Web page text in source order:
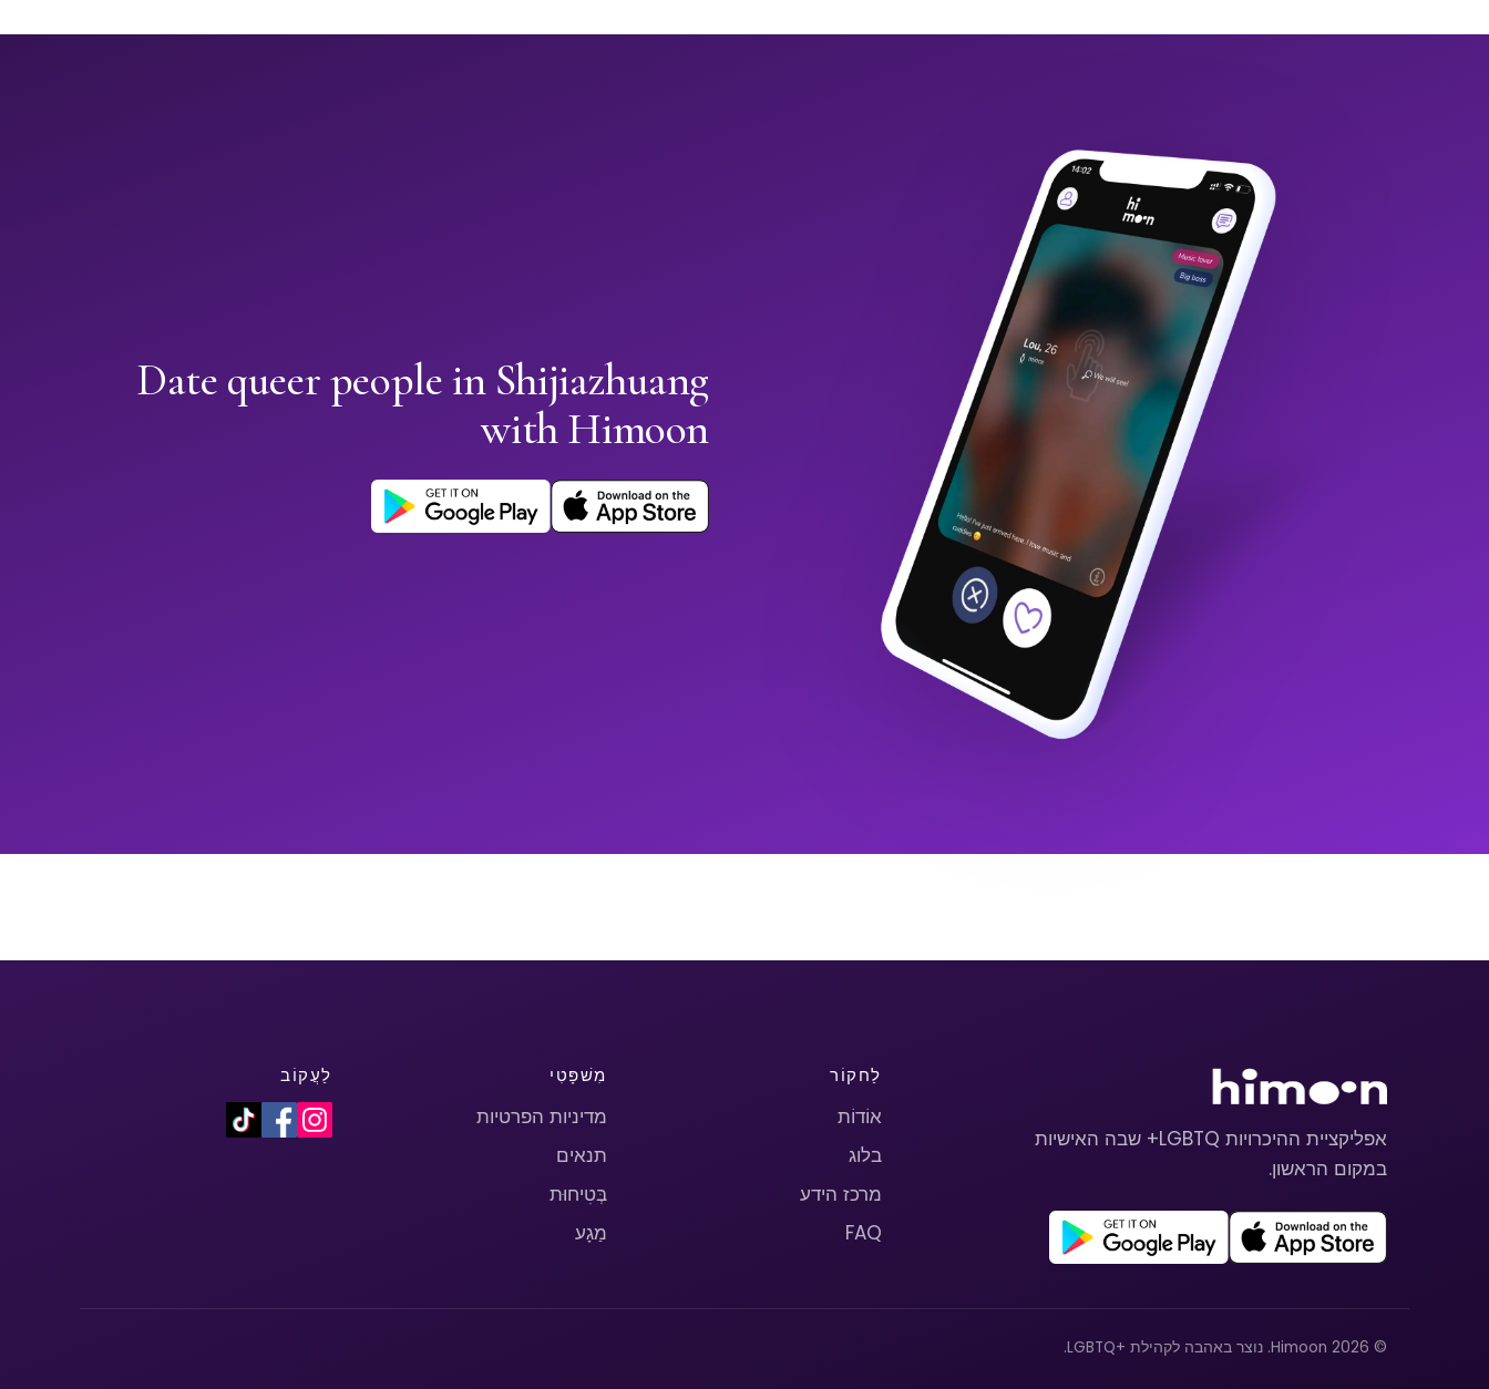
Date queer people in Shijiazhuang
with Himoon
אפליקציית ההיכרויות LGBTQ+ שבה האישיות
במקום הראשון.
לַחקוֹר
אוֹדוֹת
בלוג
מרכז הידע
FAQ
מִשׁפָּטִי
מדיניות הפרטיות
תנאים
בְּטִיחוּת
מַגָע
לַעֲקוֹב
© 2026 Himoon. נוצר באהבה לקהילת +LGBTQ.